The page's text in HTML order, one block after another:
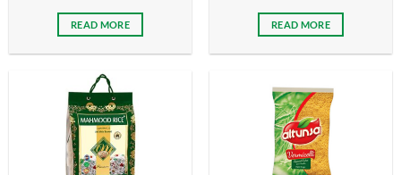
READ MORE READ MORE